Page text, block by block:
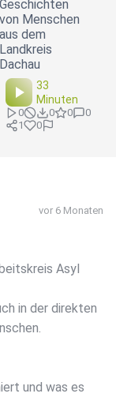
Geschichten
von Menschen
aus dem
Landkreis
Dachau
33
Minuten
0 0 0
0
1
0
vor 6 Monaten
Asyl
in der direkten
und was es